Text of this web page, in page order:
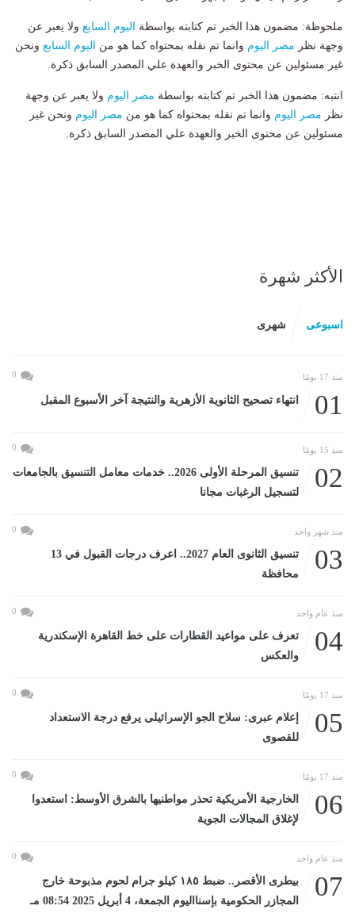
ملحوظة: مضمون هذا الخبر تم كتابته بواسطة اليوم السابع ولا يعبر عن
وجهة نظر مصر اليوم وانما تم نقله بمحتواه كما هو من اليوم السابع ونحن
غير مسئولين عن محتوى الخبر والعهدة علي المصدر السابق ذكرة.
انتبه: مضمون هذا الخبر تم كتابته بواسطة مصر اليوم ولا يعبر عن وجهة
نظر مصر اليوم وانما تم نقله بمحتواه كما هو من مصر اليوم ونحن غير
مسئولين عن محتوى الخبر والعهدة علي المصدر السابق ذكرة.
الأكثر شهرة
اسبوعى شهرى
منذ 17 يومًا 0
01 انتهاء تصحيح الثانوية الأزهرية والنتيجة آخر الأسبوع المقبل
منذ 15 يومًا 0
02
تنسيق المرحلة الأولى 2026.. خدمات معامل التنسيق بالجامعات
لتسجيل الرغبات مجانا
منذ شهر واحد 0
03
تنسيق الثانوى العام 2027.. اعرف درجات القبول في 13
محافظة
منذ عام واحد 0
04
تعرف على مواعيد القطارات على خط القاهرة الإسكندرية
والعكس
منذ 17 يومًا 0
05
إعلام عبرى: سلاح الجو الإسرائيلى يرفع درجة الاستعداد
للقصوى
منذ 17 يومًا 0
06
الخارجية الأمريكية تحذر مواطنيها بالشرق الأوسط: استعدوا
لإغلاق المجالات الجوية
منذ عام واحد 0
07
بيطرى الأقصر.. ضبط ١٨٥ كيلو جرام لحوم مذبوحة خارج
المجازر الحكومية بإسنااليوم الجمعة، 4 أبريل 2025 08:54 مـ